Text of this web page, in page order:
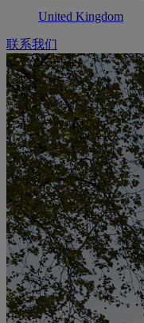
United Kingdom
联系我们